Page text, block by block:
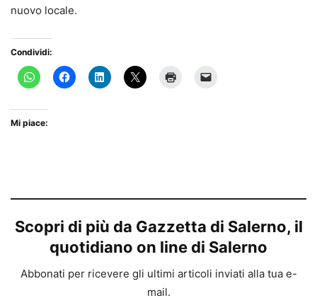
nuovo locale.
Condividi:
Mi piace:
Scopri di più da Gazzetta di Salerno, il
quotidiano on line di Salerno
Abbonati per ricevere gli ultimi articoli inviati alla tua e-
mail.